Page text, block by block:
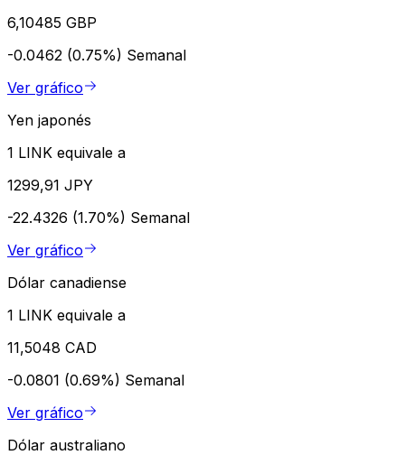
6,10485 GBP
-0.0462 (0.75%) Semanal
Ver gráfico
Yen japonés
1 LINK equivale a
1299,91 JPY
-22.4326 (1.70%) Semanal
Ver gráfico
Dólar canadiense
1 LINK equivale a
11,5048 CAD
-0.0801 (0.69%) Semanal
Ver gráfico
Dólar australiano